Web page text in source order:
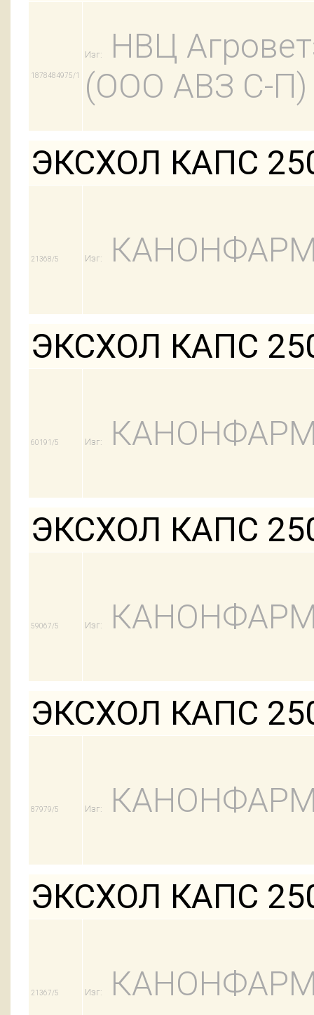
1878484975/1
Изг:
НВЦ
(ООО АВЗ С-П)
ЭКСХОЛ КАПС
21368/5 Изг:
ЭКСХОЛ КАПС
60191/5 Изг:
ЭКСХОЛ КАПС
59067/5 Изг:
ЭКСХОЛ КАПС
87979/5 Изг:
ЭКСХОЛ КАПС
21367/5 Изг: